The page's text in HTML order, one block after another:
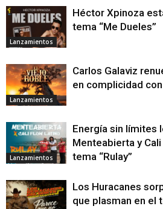
Lanzamientos
Héctor Xpinoza
tema “Me Dueles”
Lanzamientos
Carlos Galaviz
en complicidad
Lanzamientos
Energía sin límites
Menteabierta y
tema “Rulay”
Los Huracanes
que plasman en el